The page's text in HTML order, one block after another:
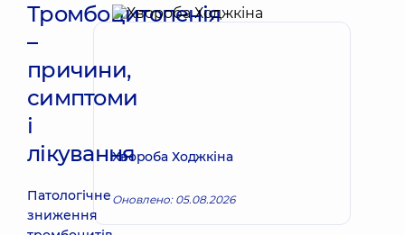
Тромбоцитопенія
–
причини,
симптоми
і
лікування
Патологічне
зниження
Хвороба Ходжкіна
Оновлено: 05.08.2026